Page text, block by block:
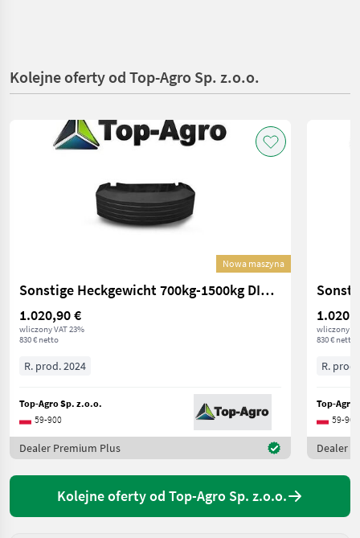
Kolejne oferty od Top-Agro Sp. z.o.o.
Nowa maszyna
Sonstige Heckgewicht 700kg-1500kg DIREKT VOM HERSTELLER N
1.020,90 €
wliczony VAT 23%
830 € netto
R. prod. 2024
Top-Agro Sp. z.o.o.
59-900
Dealer Premium Plus
wliczony
830 € netto
R.
Top-Agro
59-900
Dealer
Kolejne oferty od Top-Agro Sp. z.o.o.